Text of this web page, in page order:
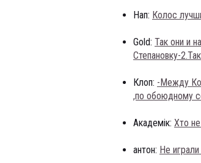
Нап: Колос
Gold: Так они и
Степановку-
Клоп: -Между
,по обоюдному
Академік: Хто не
антон: Не играли